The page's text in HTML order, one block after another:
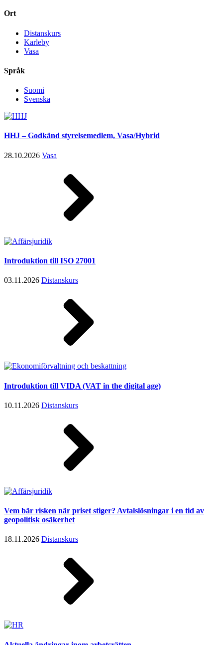
Ort
Distanskurs
Karleby
Vasa
Språk
Suomi
Svenska
HHJ – Godkänd styrelsemedlem, Vasa/Hybrid
28.10.2026 Vasa
Introduktion till ISO 27001
03.11.2026 Distanskurs
Introduktion till VIDA (VAT in the digital age)
10.11.2026 Distanskurs
Vem bär risken när priset stiger? Avtalslösningar i en tid av
geopolitisk osäkerhet
18.11.2026 Distanskurs